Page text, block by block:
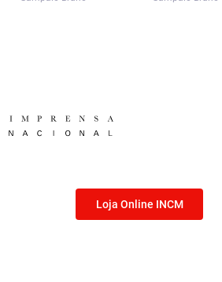
Loja Online INCM